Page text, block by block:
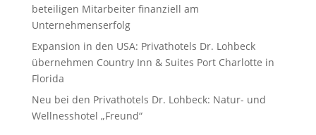
beteiligen Mitarbeiter finanziell am
Unternehmenserfolg
Expansion in den USA: Privathotels Dr. Lohbeck
übernehmen Country Inn & Suites Port Charlotte in
Florida
Neu bei den Privathotels Dr. Lohbeck: Natur- und
Wellnesshotel „Freund“